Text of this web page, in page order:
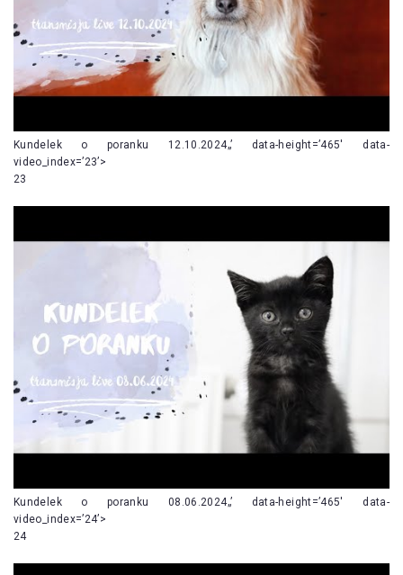
Kundelek o poranku 12.10.2024„’ data-height=’465′ data-
video_index=’23’>
23
Kundelek o poranku 08.06.2024„’ data-height=’465′ data-
video_index=’24’>
24